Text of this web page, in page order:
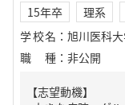
15年卒 理系
学校名 ： 旭川医科
職種 ： 非公開
【志望動機】